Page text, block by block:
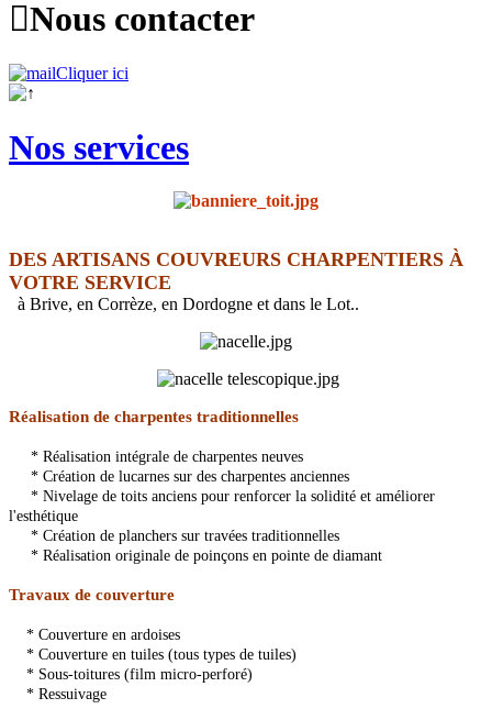
Nous contacter
Cliquer ici
Nos services
DES ARTISANS COUVREURS CHARPENTIERS À
VOTRE SERVICE
à Brive, en Corrèze, en Dordogne et dans le Lot..
Réalisation de charpentes traditionnelles
* Réalisation intégrale de charpentes neuves
* Création de lucarnes sur des charpentes anciennes
* Nivelage de toits anciens pour renforcer la solidité et améliorer
l'esthétique
* Création de planchers sur travées traditionnelles
* Réalisation originale de poinçons en pointe de diamant
Travaux de couverture
* Couverture en ardoises
* Couverture en tuiles (tous types de tuiles)
* Sous-toitures (film micro-perforé)
* Ressuivage